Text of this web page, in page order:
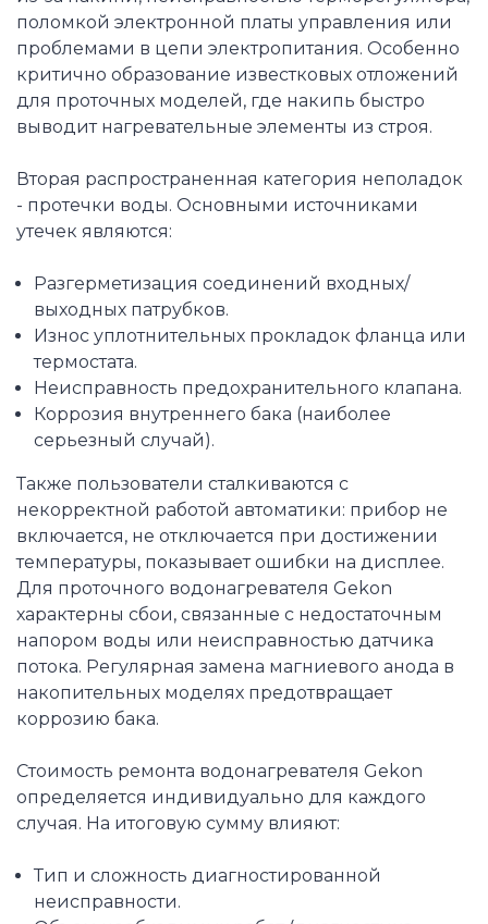
поломкой электронной платы управления или
проблемами в цепи электропитания. Особенно
критично образование известковых отложений
для проточных моделей, где накипь быстро
выводит нагревательные элементы из строя.
Вторая распространенная категория неполадок
- протечки воды. Основными источниками
утечек являются:
Разгерметизация соединений входных/
выходных патрубков.
Износ уплотнительных прокладок фланца или
термостата.
Неисправность предохранительного клапана.
Коррозия внутреннего бака (наиболее
серьезный случай).
Также пользователи сталкиваются с
некорректной работой автоматики: прибор не
включается, не отключается при достижении
температуры, показывает ошибки на дисплее.
Для проточного водонагревателя Gekon
характерны сбои, связанные с недостаточным
напором воды или неисправностью датчика
потока. Регулярная замена магниевого анода в
накопительных моделях предотвращает
коррозию бака.
Стоимость ремонта водонагревателя Gekon
определяется индивидуально для каждого
случая. На итоговую сумму влияют:
Тип и сложность диагностированной
неисправности.